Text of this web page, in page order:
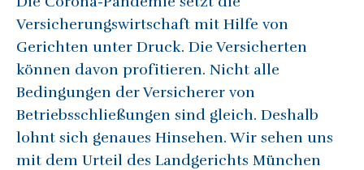
Versicherungswirtschaft mit Hilfe von
Gerichten unter Druck. Die Versicherten
können davon profitieren. Nicht alle
Bedingungen der Versicherer von
Betriebsschließungen sind gleich. Deshalb
lohnt sich genaues Hinsehen. Wir sehen uns
mit dem Urteil des Landgerichts München